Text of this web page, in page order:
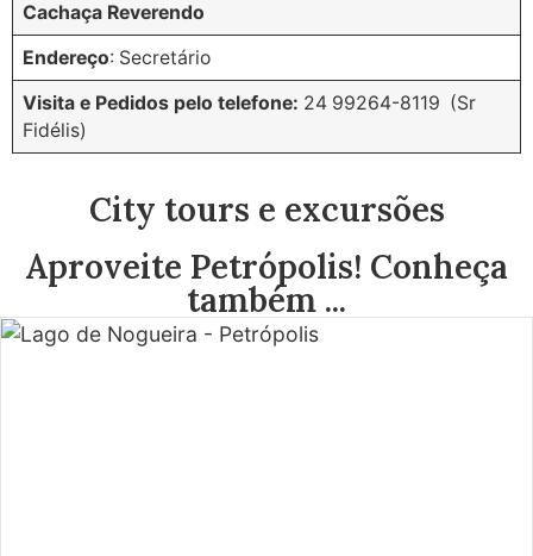
Cachaça Reverendo
Endereço: Secretário
Visita e Pedidos pelo telefone: 24 99264-8119 (Sr
Fidélis)
City tours e excursões
Aproveite Petrópolis! Conheça
também ...